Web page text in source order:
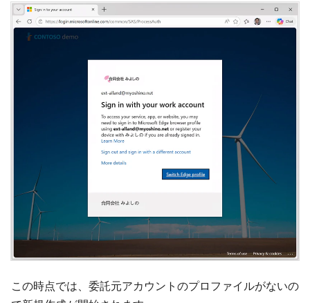
この時点では、委託元アカウントのプロファイルがないの